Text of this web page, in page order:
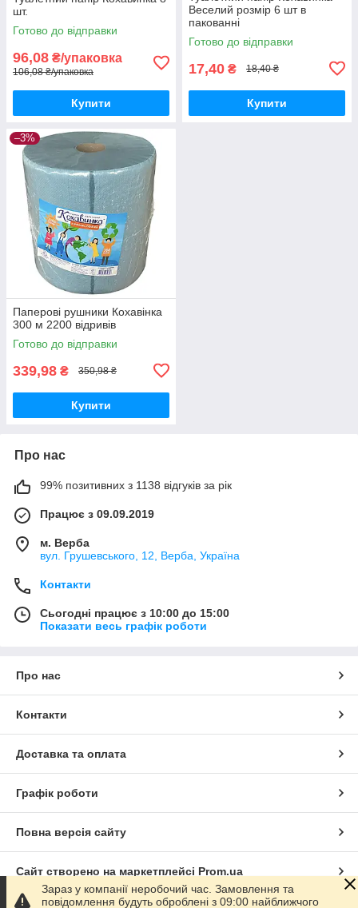
шт.
Готово до відправки
96,08 ₴/упаковка
106,08 ₴/упаковка
Купити
Веселий розмір 6 шт в
пакованні
Готово до відправки
17,40 ₴ 18,40 ₴
Купити
–3%
Паперові рушники Кохавінка
300 м 2200 відривів
Готово до відправки
339,98 ₴ 350,98 ₴
Купити
Про нас
99% позитивних з 1138 відгуків за рік
Працює з 09.09.2019
м. Верба
вул. Грушевського, 12, Верба, Україна
Контакти
Сьогодні працює з 10:00 до 15:00
Показати весь графік роботи
Про нас
Контакти
Доставка та оплата
Графік роботи
Повна версія сайту
Сайт створено на маркетплейсі Prom.ua
Зараз у компанії неробочий час. Замовлення та
повідомлення будуть оброблені з 09:00 найближчого